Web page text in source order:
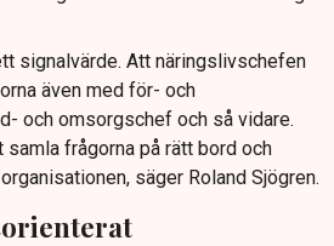
signalvärde. Att näringslivschefen
även med för- och
och omsorgschef och så vidare.
frågorna på rätt bord och
säger Roland Sjögren.